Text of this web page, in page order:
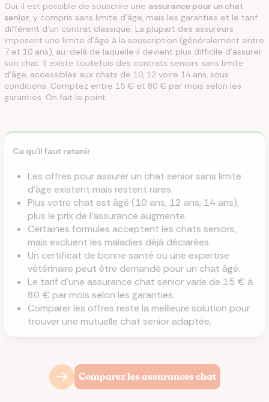
Oui, il est possible de souscrire une assurance pour un chat
senior, y compris sans limite d'âge, mais les garanties et le tarif
diffèrent d'un contrat classique. La plupart des assureurs
imposent une limite d'âge à la souscription (généralement entre
7 et 10 ans), au-delà de laquelle il devient plus difficile d'assurer
son chat. Il existe toutefois des contrats seniors sans limite
d'âge, accessibles aux chats de 10, 12 voire 14 ans, sous
conditions. Comptez entre 15 € et 80 € par mois selon les
garanties. On fait le point.
Ce qu'il faut retenir
Les offres pour assurer un chat senior sans limite
d'âge existent mais restent rares.
Plus votre chat est âgé (10 ans, 12 ans, 14 ans),
plus le prix de l'assurance augmente.
Certaines formules acceptent les chats seniors,
mais excluent les maladies déjà déclarées.
Un certificat de bonne santé ou une expertise
vétérinaire peut être demandé pour un chat âgé.
Le tarif d'une assurance chat senior varie de 15 € à
80 € par mois selon les garanties.
Comparer les offres reste la meilleure solution pour
trouver une mutuelle chat senior adaptée.
Comparez les assurances chat